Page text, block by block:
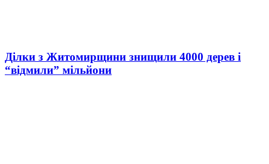
Ділки з Житомирщини знищили 4000 дерев і
“відмили” мільйони